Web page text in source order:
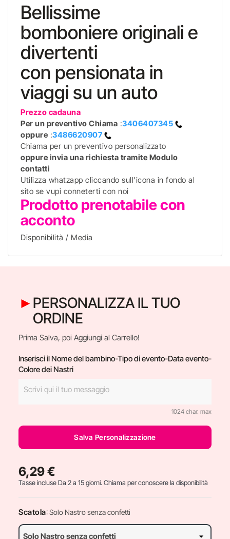
Bellissime
bomboniere originali e
divertenti
con pensionata in
viaggi su un auto
Prezzo cadauna
Per un preventivo Chiama :3406407345
oppure :3486620907
Chiama per un preventivo personalizzato
oppure invia una richiesta tramite Modulo
contatti
Utilizza whatzapp cliccando sull'icona in fondo al
sito se vupi conneterti con noi
Prodotto prenotabile con
acconto
Disponibilità / Media
PERSONALIZZA IL TUO
ORDINE
Prima Salva, poi Aggiungi al Carrello!
Inserisci il Nome del bambino-Tipo di evento-Data evento-
Colore dei Nastri
1024 char. max
Salva Personalizzazione
6,29 €
Tasse incluseDa 2 a 15 giorni. Chiama per conoscere la disponibilità
Scatola: Solo Nastro senza confetti